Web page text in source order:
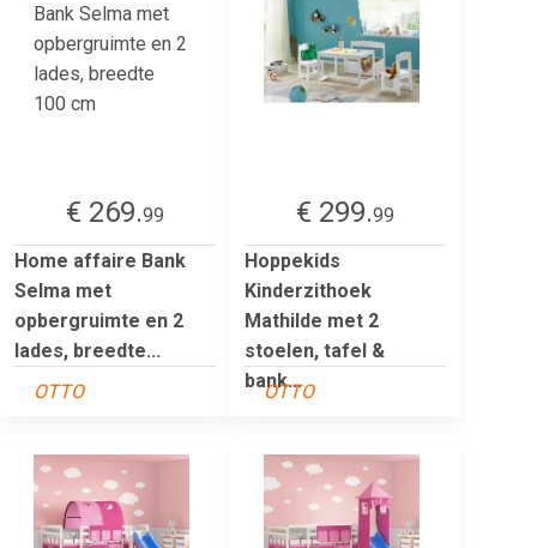
€ 269.99
Home affaire Bank
Selma met
opbergruimte en 2
lades, breedte...
OTTO
€ 299.99
Hoppekids
Kinderzithoek
Mathilde met 2
stoelen, tafel &
bank...
OTTO